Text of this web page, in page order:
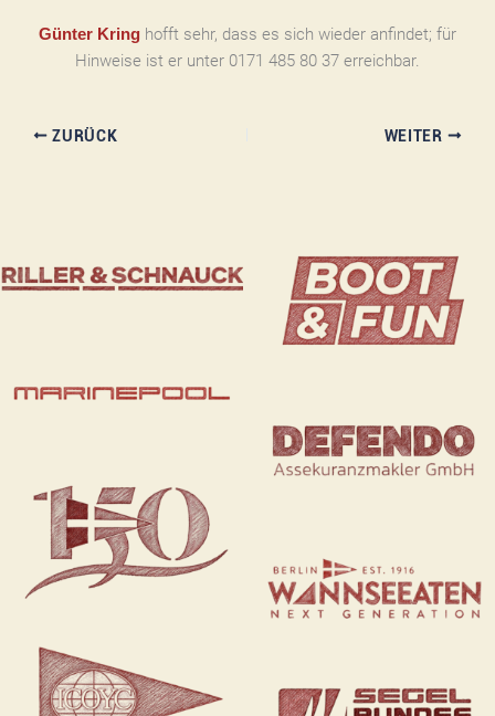
Günter Kring hofft sehr, dass es sich wieder anfindet; für
Hinweise ist er unter 0171 485 80 37 erreichbar.
ZURÜCK WEITER